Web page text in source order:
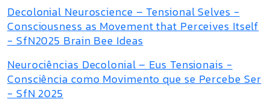
Decolonial Neuroscience – Tensional Selves -
Consciousness as Movement that Perceives Itself
- SfN2025 Brain Bee Ideas
Neurociências Decolonial – Eus Tensionais -
Consciência como Movimento que se Percebe Ser
- SfN 2025